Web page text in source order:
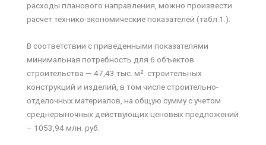
расходы планового направления, можно произвести
расчет технико-экономические показателей (табл.1.).
В соответствии с приведенными показателями
минимальная потребность для 6 объектов
строительства — 47,43 тыс. м². строительных
конструкций и изделий, в том числе строительно-
отделочных материалов, на общую сумму с учетом
среднерыночных действующих ценовых предложений
– 1053,94 млн. руб.